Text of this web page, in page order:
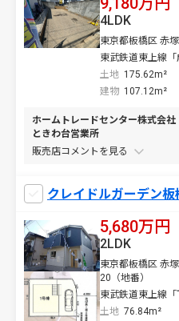
東京都板橋区 赤
東武鉄道東上線
土地 175.62m²
4LDK
建物 107.12m²
ホームトレードセンター株式会社
ときわ台営業所
販売店コメントを
クレイドルガーデン
5,680万円
東京都板橋区 赤
20（地番）
東武鉄道東上線
土地 76.84m²
2LDK